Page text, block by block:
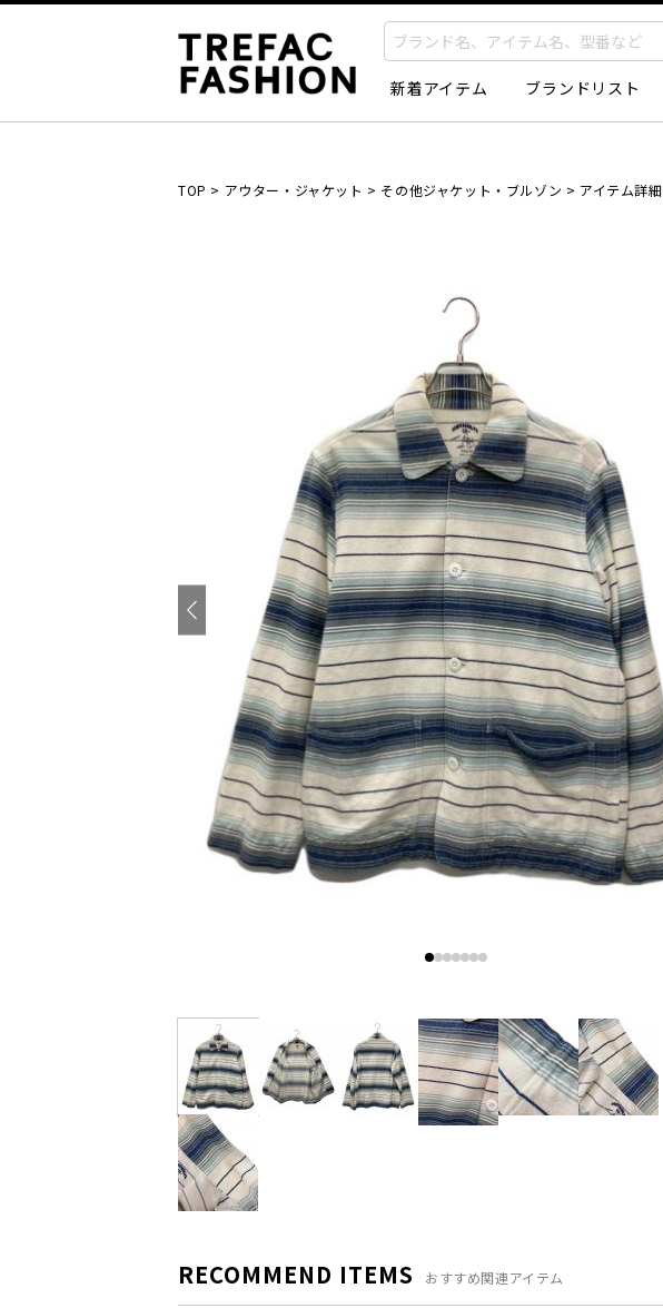
新着アイテム ブランドリスト
TOP > アウター・ジャケット > その他ジャケット・ブルゾン > アイテム詳細
RECOMMEND ITEMS おすすめ関連アイテム